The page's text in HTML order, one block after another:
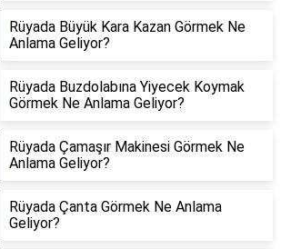
Rüyada Büyük Kara Kazan Görmek Ne
Anlama Geliyor?
Rüyada Buzdolabına Yiyecek Koymak
Görmek Ne Anlama Geliyor?
Rüyada Çamaşır Makinesi Görmek Ne
Anlama Geliyor?
Rüyada Çanta Görmek Ne Anlama
Geliyor?